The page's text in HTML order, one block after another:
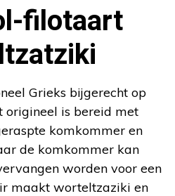
filotaart
Grieks bijgerecht op
origineel is bereid met
komkommer en
de komkommer kan
worden voor een
maakt worteltzaziki en